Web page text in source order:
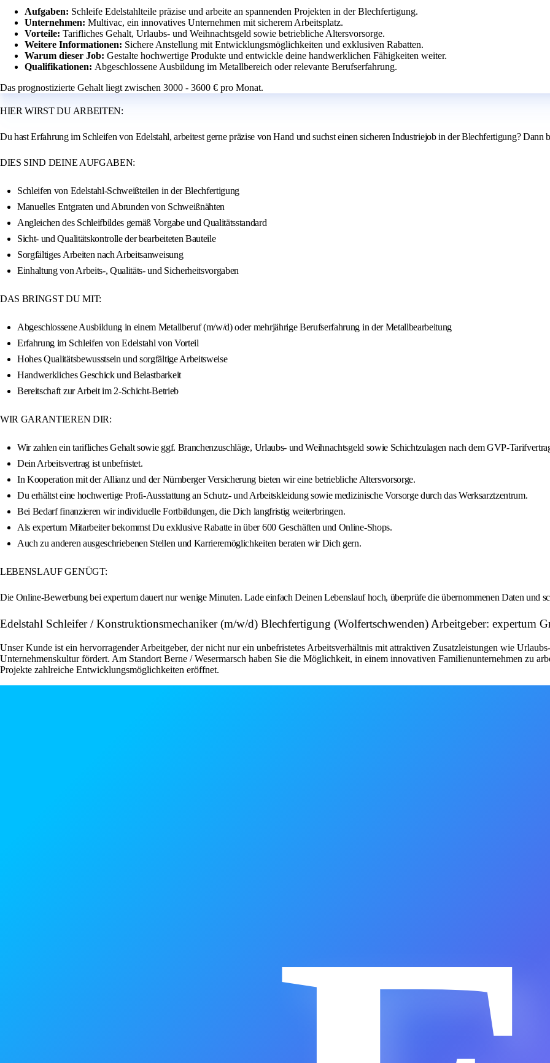
Aufgaben: Schleife Edelstahlteile präzise und arbeite an spannenden Projekten in der Blechfertigung.
Unternehmen: Multivac, ein innovatives Unternehmen mit sicherem Arbeitsplatz.
Vorteile: Tarifliches Gehalt, Urlaubs- und Weihnachtsgeld sowie betriebliche Altersvorsorge.
Weitere Informationen: Sichere Anstellung mit Entwicklungsmöglichkeiten und exklusiven Rabatten.
Warum dieser Job: Gestalte hochwertige Produkte und entwickle deine handwerklichen Fähigkeiten weiter.
Qualifikationen: Abgeschlossene Ausbildung im Metallbereich oder relevante Berufserfahrung.
Das prognostizierte Gehalt liegt zwischen 3000 - 3600 € pro Monat.
HIER WIRST DU ARBEITEN:
Du hast Erfahrung im Schleifen von Edelstahl, arbeitest gerne präzise von Hand und suchst einen sicheren Industriejob in der Blechfertigung?
DIES SIND DEINE AUFGABEN:
Schleifen von Edelstahl-Schweißteilen in der Blechfertigung
Manuelles Entgraten und Abrunden von Schweißnähten
Angleichen des Schleifbildes gemäß Vorgabe und Qualitätsstandard
Sicht- und Qualitätskontrolle der bearbeiteten Bauteile
Sorgfältiges Arbeiten nach Arbeitsanweisung
Einhaltung von Arbeits-, Qualitäts- und Sicherheitsvorgaben
DAS BRINGST DU MIT:
Abgeschlossene Ausbildung in einem Metallberuf (m/w/d) oder mehrjährige Berufserfahrung in der Metallbearbeitung
Erfahrung im Schleifen von Edelstahl von Vorteil
Hohes Qualitätsbewusstsein und sorgfältige Arbeitsweise
Handwerkliches Geschick und Belastbarkeit
Bereitschaft zur Arbeit im 2-Schicht-Betrieb
WIR GARANTIEREN DIR:
Wir zahlen ein tarifliches Gehalt sowie ggf. Branchenzuschläge, Urlaubs- und Weihnachtsgeld sowie Schichtzulagen nach dem GVP-
Dein Arbeitsvertrag ist unbefristet.
In Kooperation mit der Allianz und der Nürnberger Versicherung bieten wir eine betriebliche Altersvorsorge.
Du erhältst eine hochwertige Profi-Ausstattung an Schutz- und Arbeitskleidung sowie medizinische Vorsorge durch das Werksarztzentrum.
Bei Bedarf finanzieren wir individuelle Fortbildungen, die Dich langfristig weiterbringen.
Als expertum Mitarbeiter bekommst Du exklusive Rabatte in über 600 Geschäften und Online-Shops.
Auch zu anderen ausgeschriebenen Stellen und Karrieremöglichkeiten beraten wir Dich gern.
LEBENSLAUF GENÜGT:
Die Online-Bewerbung bei expertum dauert nur wenige Minuten. Lade einfach Deinen Lebenslauf hoch, überprüfe die übernommenen Daten und
Edelstahl Schleifer / Konstruktionsmechaniker (m/w/d) Blechfertigung (Wolfertschwenden) Arbeitgeber: expertum
Unser Kunde ist ein hervorragender Arbeitgeber, der nicht nur ein unbefristetes Arbeitsverhältnis mit attraktiven Zusatzleistungen wie
Unternehmenskultur fördert. Am Standort Berne / Wesermarsch haben Sie die Möglichkeit, in einem innovativen Familienunternehmen zu
Projekte zahlreiche Entwicklungsmöglichkeiten eröffnet.